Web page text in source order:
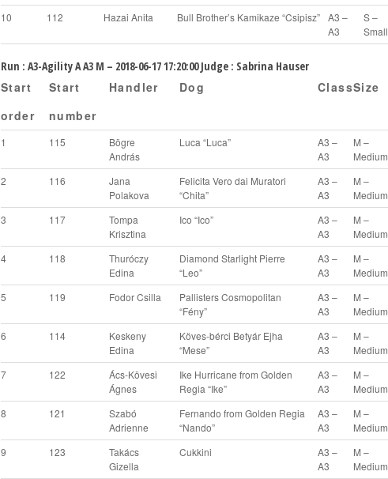
10
112 Hazai Anita Bull Brother’s Kamikaze “Csipisz” A3 –
A3
S –
Small
Run : A3-Agility A A3 M – 2018-06-17 17:20:00 Judge : Sabrina Hauser
Start
order
Start
number
Handler Dog ClassSize
1 115
Bögre
András
Luca “Luca”
A3 –
A3
M –
Medium
2
116
Jana
Polakova
Felicita Vero dai Muratori
“Chita”
A3 –
A3
M –
Medium
3
117
Tompa
Krisztina
Ico “Ico”
A3 –
A3
M –
Medium
4
118
Thuróczy
Edina
Diamond Starlight Pierre
“Leo”
A3 –
A3
M –
Medium
5
119 Fodor Csilla
Pallisters Cosmopolitan
“Fény”
A3 –
A3
M –
Medium
6
114
Keskeny
Edina
Köves-bérci Betyár Ejha
“Mese”
A3 –
A3
M –
Medium
7
122
Ács-Kövesi
Ágnes
Ike Hurricane from Golden
Regia “Ike”
A3 –
A3
M –
Medium
8
121
Szabó
Adrienne
Fernando from Golden Regia
“Nando”
A3 –
A3
M –
Medium
9
123
Takács
Gizella
Cukkini
A3 –
A3
M –
Medium